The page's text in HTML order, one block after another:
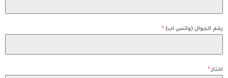
رقم الجوال (واتس اب) *
اختار*